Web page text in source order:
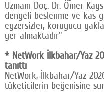
Uzmanı Doç. Dr. Ömer
dengeli beslenme ve kas
egzersizler, koruyucu
yer almaktadır"
* NetWork İlkbahar/Yaz
tanıttı
NetWork, İlkbahar/Yaz
tüketicilerin beğenisine